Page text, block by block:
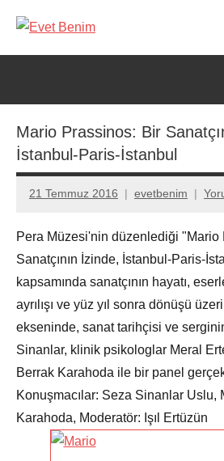
geç
Evet
Mario Prassinos: Bir
İstanbul-Paris-İstanbul
21 Temmuz 2016 evetbenim
Pera Müzesi'nin düzenlediği "Mario
Sanatçının İzinde, İstanbul-Paris-
kapsamında sanatçının hayatı,
ayrılışı ve yüz yıl sonra dönüşü
ekseninde, sanat tarihçisi ve
Sinanlar, klinik psikologlar Meral
Berrak Karahoda ile bir panel
Konuşmacılar: Seza Sinanlar Uslu,
Karahoda, Moderatör: Işıl Ertüzün